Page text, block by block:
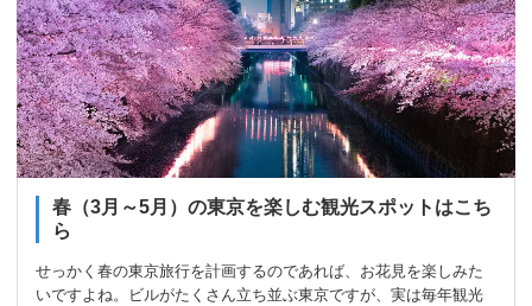
春（3月～5月）の東京を楽しむ観光スポットはこち
ら
せっかく春の東京旅行を計画するのであれば、お花見を楽しみた
いですよね。ビルがたくさん立ち並ぶ東京ですが、実は毎年観光